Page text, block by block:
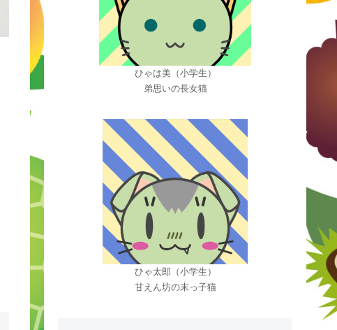
ひゃは美（小学生）
弟思いの長女猫
ひゃ太郎（小学生）
甘えん坊の末っ子猫